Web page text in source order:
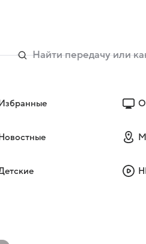
Избранные
Новостные